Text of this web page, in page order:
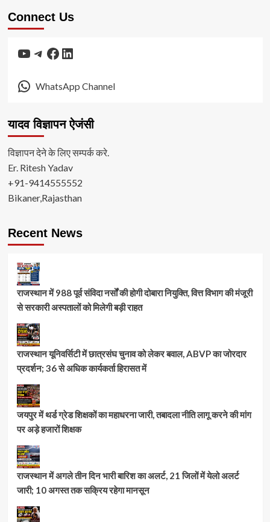
Connect Us
YouTube
Telegram
Facebook
LinkedIn
WhatsApp Channel
यादव विज्ञापन ऐजंसी
विज्ञापन देने के लिए सम्पर्क करे.
Er. Ritesh Yadav
+91-9414555552
Bikaner,Rajasthan
Recent News
राजस्थान में 988 पूर्व संविदा नर्सों की होगी दोबारा नियुक्ति, वित्त विभाग की मंजूरी
से सरकारी अस्पतालों को मिलेगी बड़ी राहत
राजस्थान यूनिवर्सिटी में छात्रसंघ चुनाव को लेकर बवाल, ABVP का जोरदार
प्रदर्शन; 36 से अधिक कार्यकर्ता हिरासत में
जयपुर में थर्ड ग्रेड शिक्षकों का महाधरना जारी, तबादला नीति लागू करने की मांग
पर अड़े हजारों शिक्षक
राजस्थान में अगले तीन दिन भारी बारिश का अलर्ट, 21 जिलों में येलो अलर्ट
जारी; 10 अगस्त तक सक्रिय रहेगा मानसून